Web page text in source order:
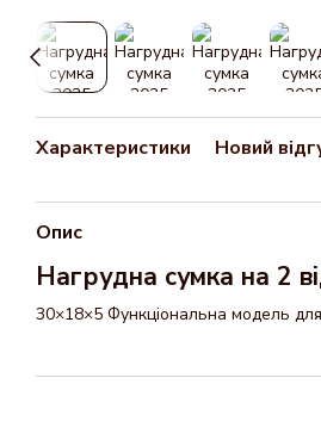
Характеристики Новий
Опис
Нагрудна сумка на 2
30×18×5 Функціональна модель